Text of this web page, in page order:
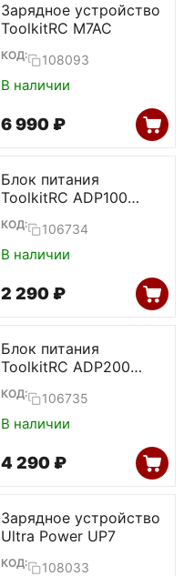
Зарядное устройство
ToolkitRC M7AC
КОД: 108093
В наличии
6 990 ₽
Блок питания
ToolkitRC ADP100
100W 20V 5А
КОД: 106734
В наличии
2 290 ₽
Блок питания
ToolkitRC ADP200
200W 19,5V 10,3А
КОД: 106735
В наличии
4 290 ₽
Зарядное устройство
Ultra Power UP7
КОД: 108033